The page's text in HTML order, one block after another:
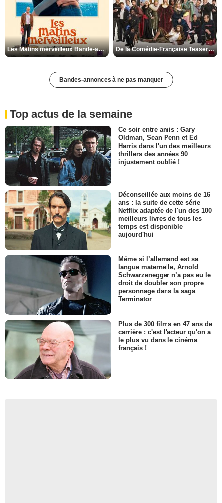
Les Matins merveilleux Bande-annonce VF De la Comédie-Française Teaser VF
Bandes-annonces à ne pas manquer
Top actus de la semaine
Ce soir entre amis : Gary
Oldman, Sean Penn et Ed
Harris dans l'un des meilleurs
thrillers des années 90
injustement oublié !
Déconseillée aux moins de 16
ans : la suite de cette série
Netflix adaptée de l'un des 100
meilleurs livres de tous les
temps est disponible
aujourd'hui
Même si l’allemand est sa
langue maternelle, Arnold
Schwarzenegger n’a pas eu le
droit de doubler son propre
personnage dans la saga
Terminator
Plus de 300 films en 47 ans de
carrière : c'est l'acteur qu'on a
le plus vu dans le cinéma
français !